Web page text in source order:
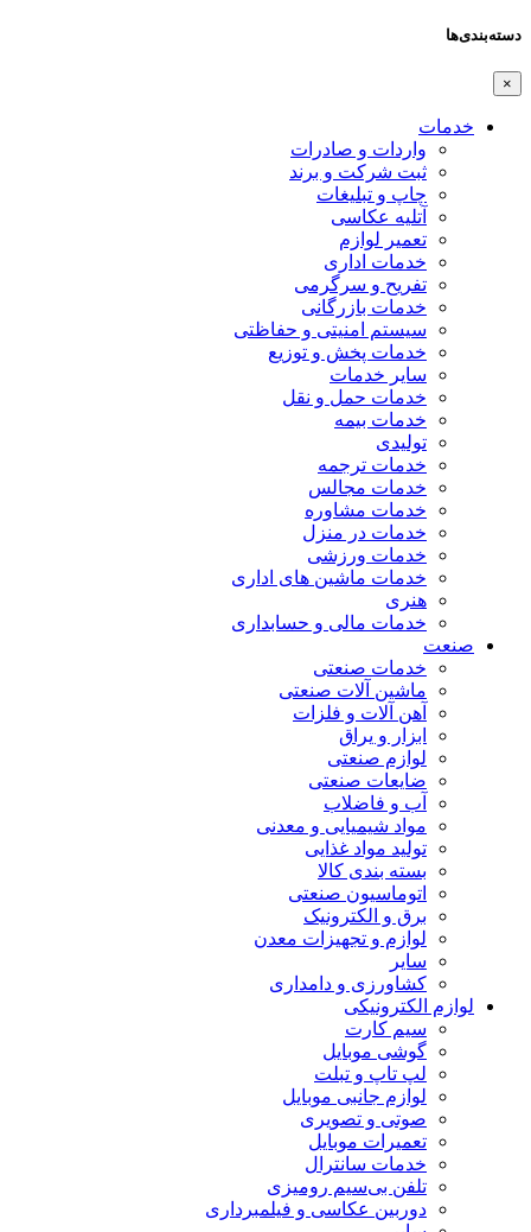
دسته‌بندی‌ها
×
خدمات
واردات و صادرات
ثبت شرکت و برند
چاپ و تبلیغات
آتلیه عکاسی
تعمیر لوازم
خدمات اداری
تفریح و سرگرمی
خدمات بازرگانی
سیستم امنیتی و حفاظتی
خدمات پخش و توزیع
سایر خدمات
خدمات حمل و نقل
خدمات بیمه
تولیدی
خدمات ترجمه
خدمات مجالس
خدمات مشاوره
خدمات در منزل
خدمات ورزشی
خدمات ماشین های اداری
هنری
خدمات مالی و حسابداری
صنعت
خدمات صنعتی
ماشین آلات صنعتی
آهن آلات و فلزات
ابزار و یراق
لوازم صنعتی
ضایعات صنعتی
آب و فاضلاب
مواد شیمیایی و معدنی
تولید مواد غذایی
بسته بندی کالا
اتوماسیون صنعتی
برق و الکترونیک
لوازم و تجهیزات معدن
سایر
کشاورزی و دامداری
لوازم الکترونیکی
سیم کارت
گوشی موبایل
لپ تاپ و تبلت
لوازم جانبی موبایل
صوتی و تصویری
تعمیرات موبایل
خدمات سانترال
تلفن بی‌سیم رومیزی
دوربین عکاسی و فیلمبرداری